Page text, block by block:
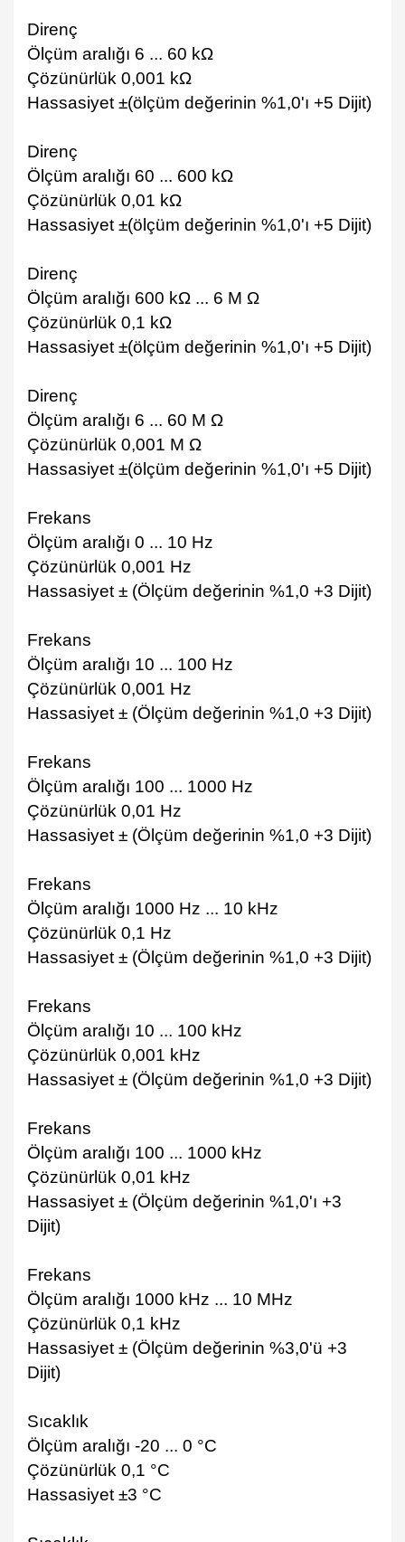
Direnç
Ölçüm aralığı 6 ... 60 kΩ
Çözünürlük 0,001 kΩ
Hassasiyet ±(ölçüm değerinin %1,0'ı +5 Dijit)
Direnç
Ölçüm aralığı 60 ... 600 kΩ
Çözünürlük 0,01 kΩ
Hassasiyet ±(ölçüm değerinin %1,0'ı +5 Dijit)
Direnç
Ölçüm aralığı 600 kΩ ... 6 M Ω
Çözünürlük 0,1 kΩ
Hassasiyet ±(ölçüm değerinin %1,0'ı +5 Dijit)
Direnç
Ölçüm aralığı 6 ... 60 M Ω
Çözünürlük 0,001 M Ω
Hassasiyet ±(ölçüm değerinin %1,0'ı +5 Dijit)
Frekans
Ölçüm aralığı 0 ... 10 Hz
Çözünürlük 0,001 Hz
Hassasiyet ± (Ölçüm değerinin %1,0 +3 Dijit)
Frekans
Ölçüm aralığı 10 ... 100 Hz
Çözünürlük 0,001 Hz
Hassasiyet ± (Ölçüm değerinin %1,0 +3 Dijit)
Frekans
Ölçüm aralığı 100 ... 1000 Hz
Çözünürlük 0,01 Hz
Hassasiyet ± (Ölçüm değerinin %1,0 +3 Dijit)
Frekans
Ölçüm aralığı 1000 Hz ... 10 kHz
Çözünürlük 0,1 Hz
Hassasiyet ± (Ölçüm değerinin %1,0 +3 Dijit)
Frekans
Ölçüm aralığı 10 ... 100 kHz
Çözünürlük 0,001 kHz
Hassasiyet ± (Ölçüm değerinin %1,0 +3 Dijit)
Frekans
Ölçüm aralığı 100 ... 1000 kHz
Çözünürlük 0,01 kHz
Hassasiyet ± (Ölçüm değerinin %1,0'ı +3
Dijit)
Frekans
Ölçüm aralığı 1000 kHz ... 10 MHz
Çözünürlük 0,1 kHz
Hassasiyet ± (Ölçüm değerinin %3,0'ü +3
Dijit)
Sıcaklık
Ölçüm aralığı -20 ... 0 °C
Çözünürlük 0,1 °C
Hassasiyet ±3 °C